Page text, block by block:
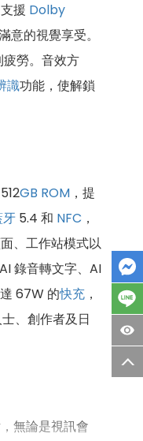
援 Dolby
的視覺享受。
勞。音效方
識功能，使解鎖
GB ROM ，提
牙 5.4 和 NFC ，
、工作站模式以
錄音轉文字、AI
67W 的快充 ，
、創作者及日
無論是視訊會